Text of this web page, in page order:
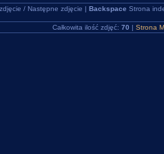
/ Następne zdjęcie | Backspace Strona
Całkowita ilość zdjęć: 70 | Strona